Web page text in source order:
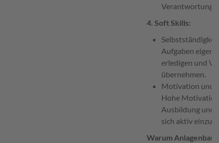
4. Soft Skills:
Aufgaben
erledigen und
übernehmen.
Motivation und
Hohe
Ausbildung und
sich aktiv
Warum Anlagenbau